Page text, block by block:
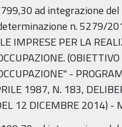
ad integrazione
n. 5279/
IMPRESE PER LA
-
1987, N. 183,
12 DICEMBRE 2014) -